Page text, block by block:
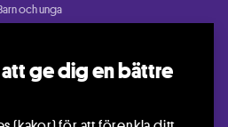
ge dig en bättre
och unga
och festival